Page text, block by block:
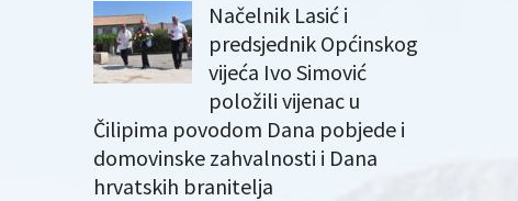
Načelnik Lasić i
predsjednik Općinskog
vijeća Ivo Simović
položili vijenac u
Čilipima povodom Dana pobjede i
domovinske zahvalnosti i Dana
hrvatskih branitelja